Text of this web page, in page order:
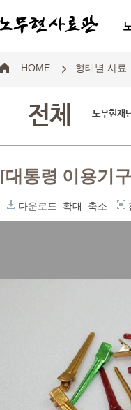
HOME 형태별 사료
전체 노무현재
[대통령 이용기
다운로드 확대 축소